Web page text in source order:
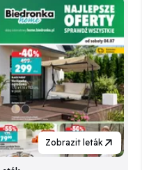
Zobrazit leták